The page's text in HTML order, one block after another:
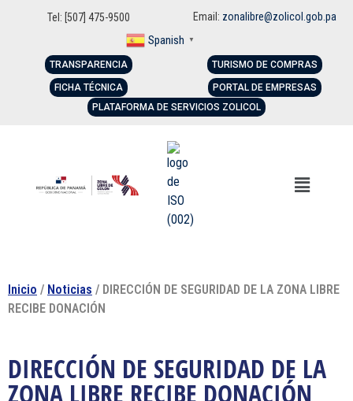
Tel: [507] 475-9500 Email: zonalibre@zolicol.gob.pa
Spanish ▼
TRANSPARENCIA
FICHA TÉCNICA
TURISMO DE COMPRAS
PORTAL DE EMPRESAS
PLATAFORMA DE SERVICIOS ZOLICOL
Inicio / Noticias / DIRECCIÓN DE SEGURIDAD DE LA ZONA LIBRE
RECIBE DONACIÓN
DIRECCIÓN DE SEGURIDAD DE LA
ZONA LIBRE RECIBE DONACIÓN